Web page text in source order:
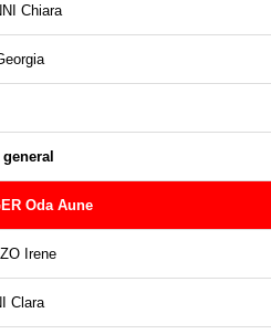
Chiara
Oda Aune
Irene
Clara